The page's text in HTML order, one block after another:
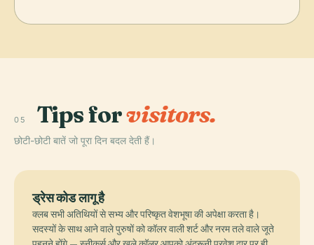
05 Tips forvisitors.
छोटी-छोटी बातें जो पूरा दिन बदल देती हैं।
ड्रेस कोड लागू है
क्लब सभी अतिथियों से सभ्य और परिष्कृत वेशभूषा की अपेक्षा करता है।
सदस्यों के साथ आने वाले पुरुषों को कॉलर वाली शर्ट और नरम तले वाले जूते